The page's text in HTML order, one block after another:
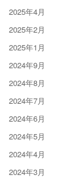
2025年4月
2025年2月
2025年1月
2024年9月
2024年8月
2024年7月
2024年6月
2024年5月
2024年4月
2024年3月